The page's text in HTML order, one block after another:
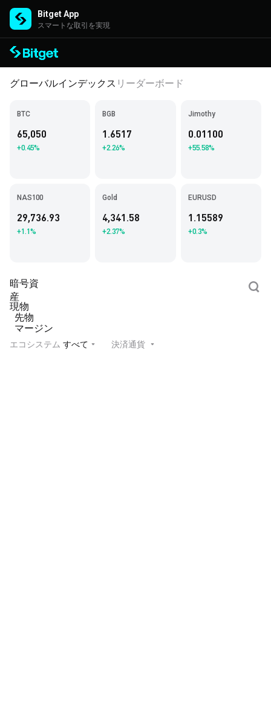
Bitget App
スマートな取引を実現
グローバルインデックス リーダーボード
BTC
65,050
+0.45%
BGB
1.6517
+2.26%
Jimothy
0.01100
+55.58%
NAS100
29,736.93
+1.1%
Gold
4,341.58
+2.37%
EURUSD
1.15589
+0.3%
暗号資
産
現物
先物
マージン
エコシステム すべて 決済通貨